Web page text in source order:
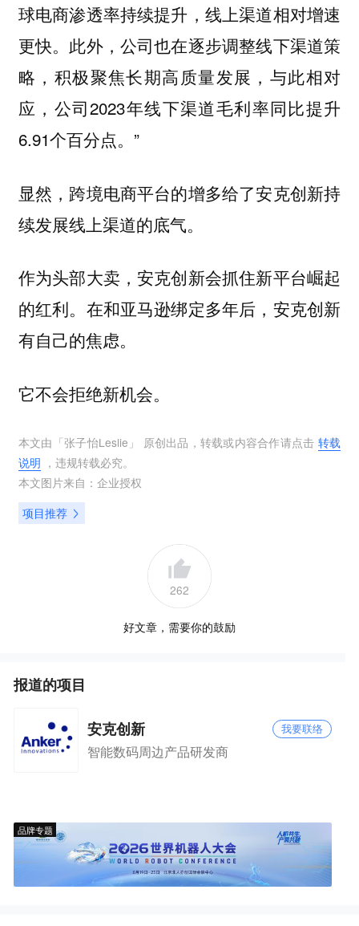
球电商渗透率持续提升，线上渠道相对增速
更快。此外，公司也在逐步调整线下渠道策
略，积极聚焦长期高质量发展，与此相对
应，公司2023年线下渠道毛利率同比提升
6.91个百分点。”
显然，跨境电商平台的增多给了安克创新持
续发展线上渠道的底气。
作为头部大卖，安克创新会抓住新平台崛起
的红利。在和亚马逊绑定多年后，安克创新
有自己的焦虑。
它不会拒绝新机会。
本文由「张子怡Leslie 」 原创出品，转载或内容合作请点击 转载
说明 ，违规转载必究。
本文图片来自： 企业授权
项目推荐
262
好文章，需要你的鼓励
报道的项目
安克创新 我要联络
智能数码周边产品研发商
品牌专题